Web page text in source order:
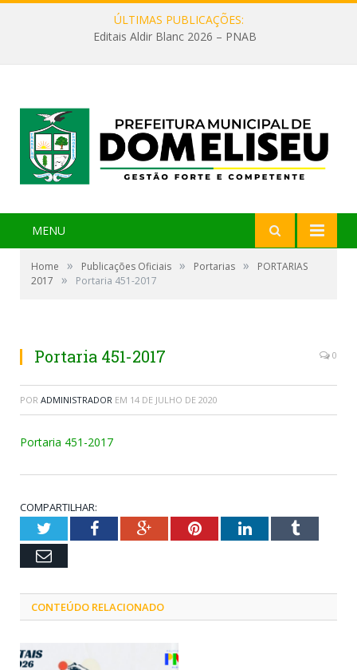
ÚLTIMAS PUBLICAÇÕES:
Editais Aldir Blanc 2026 – PNAB
MENU
Home » Publicações Oficiais » Portarias »
PORTARIAS
2017
» Portaria 451-2017
Portaria 451-2017 0
POR ADMINISTRADOR EM 14 DE JULHO DE 2020
Portaria 451-2017
COMPARTILHAR:
TwitterFacebookGoogle+PinterestLinkedInTumblr
Email
CONTEÚDO RELACIONADO